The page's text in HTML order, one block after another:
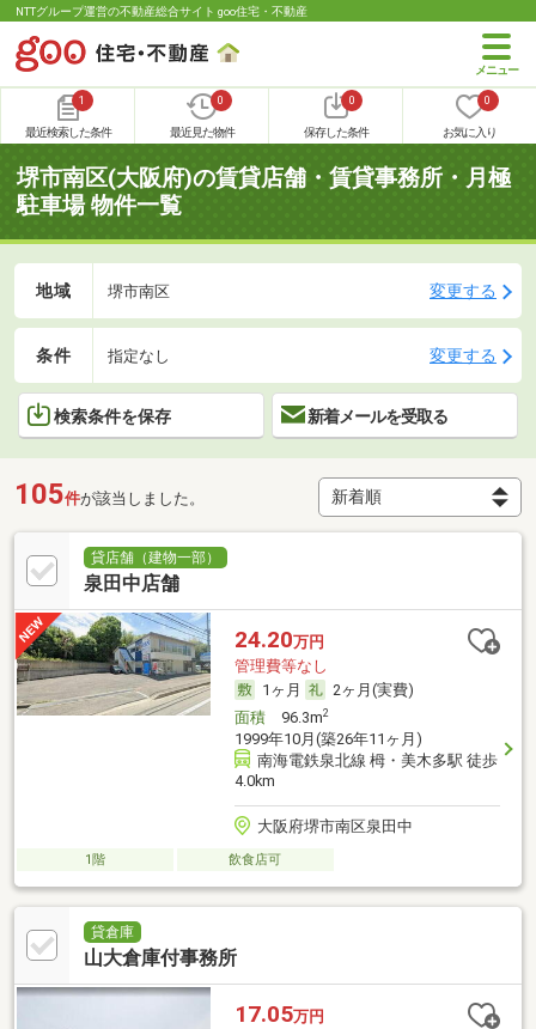
NTTグループ運営の不動産総合サイト goo住宅・不動産
1
最近検索した条件
0
最近見た物件
0
保存した条件
0
お気に入り
堺市南区(大阪府)の賃貸店舗・賃貸事務所・月極
駐車場 物件一覧
地域 堺市南区 変更する
条件 指定なし 変更する
検索条件を保存 新着メールを受取る
105件が該当しました。
貸店舗（建物一部）
泉田中店舗
24.20万円
管理費等なし
1ヶ月
2ヶ月(実費)
面積96.3m2
1999年10月(築26年11ヶ月)
南海電鉄泉北線 栂・美木多駅 徒歩
4.0km
大阪府堺市南区泉田中
1階 飲食店可
貸倉庫
山大倉庫付事務所
17.05万円